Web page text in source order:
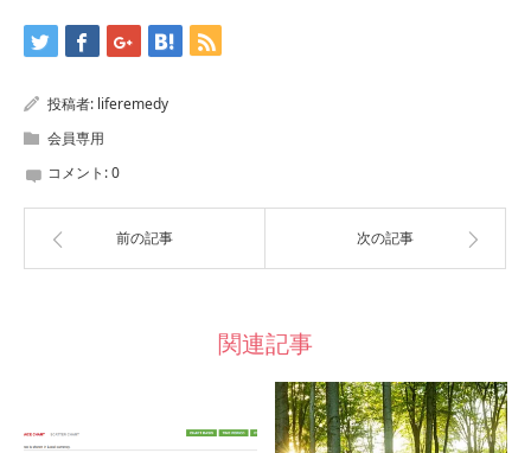
投稿者: liferemedy
会員専用
コメント:0
前の記事 次の記事
関連記事